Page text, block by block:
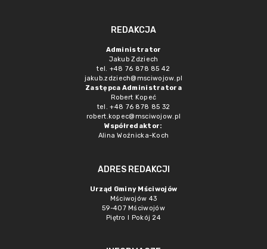
REDAKCJA
Administrator
Jakub Zdziech
tel. +48 76 878 85 42
jakub.zdziech@msciwojow.pl
Zastępca Administratora
Robert Kopeć
tel. +48 76 878 85 32
robert.kopec@msciwojow.pl
Współredaktor:
Alina Woźnicka-Koch
ADRES REDAKCJI
Urząd Gminy Mściwojów
Mściwojów 43
59-407 Mściwojów
Piętro I Pokój 24